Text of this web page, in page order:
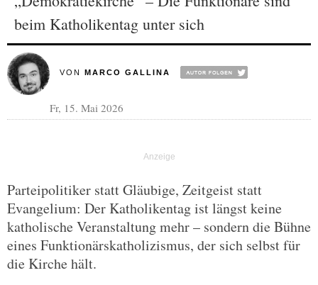
beim Katholikentag unter sich
VON MARCO GALLINA
Fr, 15. Mai 2026
Parteipolitiker statt Gläubige, Zeitgeist statt
Evangelium: Der Katholikentag ist längst keine
katholische Veranstaltung mehr – sondern die Bühne
eines Funktionärskatholizismus, der sich selbst für
die Kirche hält.